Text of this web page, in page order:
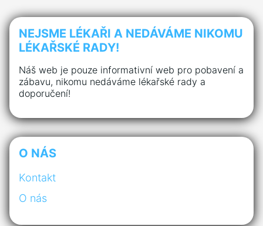
NEJSME LÉKAŘI A NEDÁVÁME NIKOMU
LÉKAŘSKÉ RADY!
Náš web je pouze informativní web pro pobavení a
zábavu, nikomu nedáváme lékařské rady a
doporučení!
O NÁS
Kontakt
O nás